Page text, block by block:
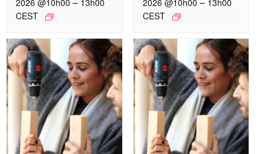
2026 @10h00
13h00
CEST
2026 @10h00
13h00
CEST